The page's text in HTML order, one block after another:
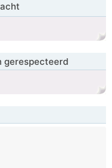
gerespecteerd